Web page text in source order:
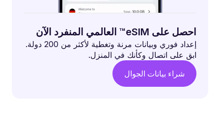
احصل على eSIM™ العالمي المنفرد الآن
إعداد فوري وبيانات مرنة وتغطية لأكثر من 200 دولة.
ابق على اتصال وكأنك في المنزل.
شراء بيانات الجوال